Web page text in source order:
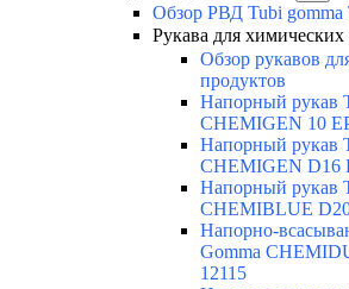
Обзор РВД Tubi gomma
Рукава для химических
Обзор рукавов
продуктов
Напорный рукав
CHEMIGEN 10
Напорный рукав
CHEMIGEN D16
Напорный рукав
CHEMIBLUE
Напорно-
Gomma
12115